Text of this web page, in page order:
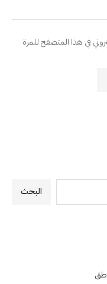
في هذا المتصفح للمرة
البحث